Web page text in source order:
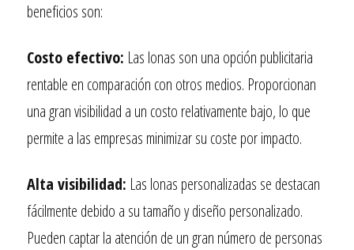
beneficios son:
Costo efectivo: Las lonas son una opción publicitaria
rentable en comparación con otros medios. Proporcionan
una gran visibilidad a un costo relativamente bajo, lo que
permite a las empresas minimizar su coste por impacto.
Alta visibilidad: Las lonas personalizadas se destacan
fácilmente debido a su tamaño y diseño personalizado.
Pueden captar la atención de un gran número de personas